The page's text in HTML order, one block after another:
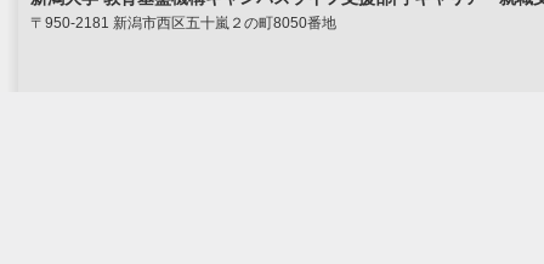
〒950-2181 新潟市西区五十嵐２の町8050番地